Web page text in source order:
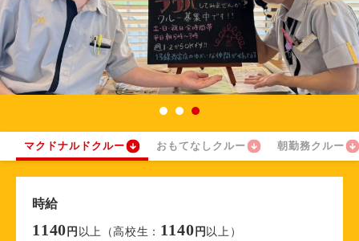
マクドナルドクルー おもてなしクルー 朝勤務クルー
時給
1140 円 以上（高校生： 1140 円 以上）